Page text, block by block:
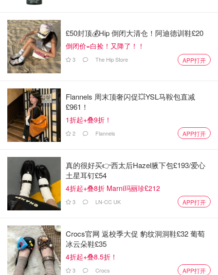
2. 春日狂热
主演: 安普贤 / 李主傧 / 车叙元 / 赵俊英
类型: 喜剧 / 爱情
£50封顶💰Hip 倒闭大清仓！阿迪德训鞋£20
倒闭价=白捡！又降了！！
3 The Hip Store APP打开
Flannels 周末顶奢闪促💥YSL马鞍包直减
£961！
1折起+叠9折！
2 Flannels APP打开
真的很好买👉西太后Hazel腋下包£193/爱心
土星耳钉£54
4折起+叠8折 Marni玛丽珍£212
3 LN-CC UK APP打开
Crocs官网 返校季大促 豹纹洞洞鞋£32 葡萄
冰云朵鞋£35
4折起+叠8.5折！
3 Crocs APP打开